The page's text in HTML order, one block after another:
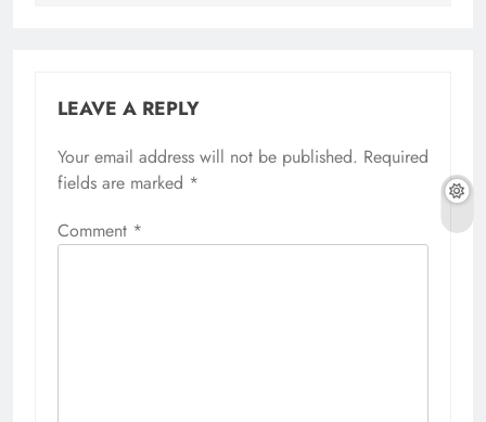
LEAVE A REPLY
Your email address will not be published. Required
fields are marked *
Comment *